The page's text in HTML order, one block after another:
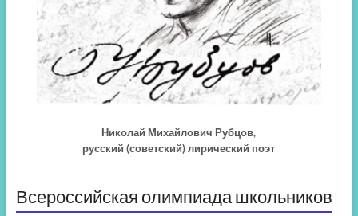
Николай Михайлович Рубцов,
русский (советский) лирический поэт
Всероссийская олимпиада школьников